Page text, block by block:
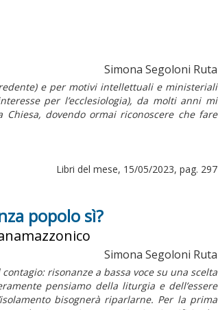
Simona Segoloni Ruta
e per motivi intellettuali e ministeriali
per l’ecclesiologia), da molti anni mi
dovendo ormai riconoscere che fare
Libri del mese, 15/05/2023, pag. 297
popolo sì?
Simona Segoloni Ruta
risonanze a bassa voce su una scelta
pensiamo della liturgia e dell’essere
bisognerà riparlarne. Per la prima